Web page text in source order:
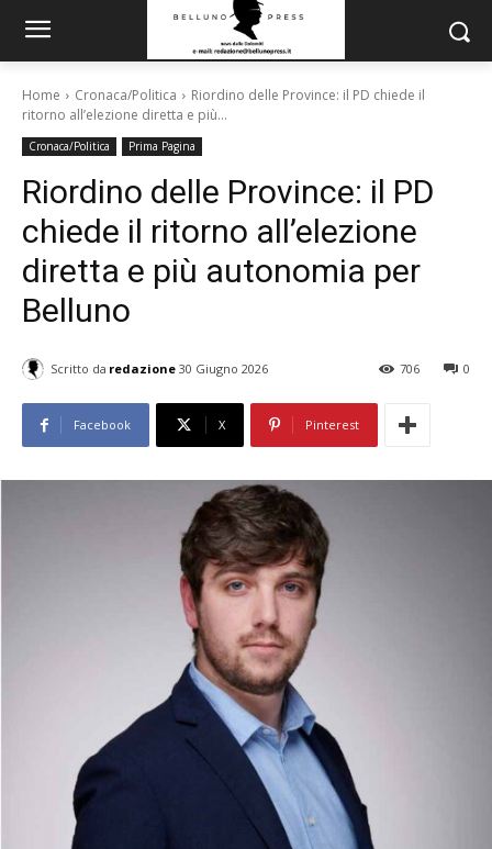
Home Cronaca/Politica
Riordino delle Province: il PD chiede il
ritorno all’elezione diretta e più...
Cronaca/Politica Prima Pagina
Riordino delle Province: il PD
chiede il ritorno all’elezione
diretta e più autonomia per
Belluno
Scritto da redazione 30 Giugno 2026 0
706
Facebook X Pinterest